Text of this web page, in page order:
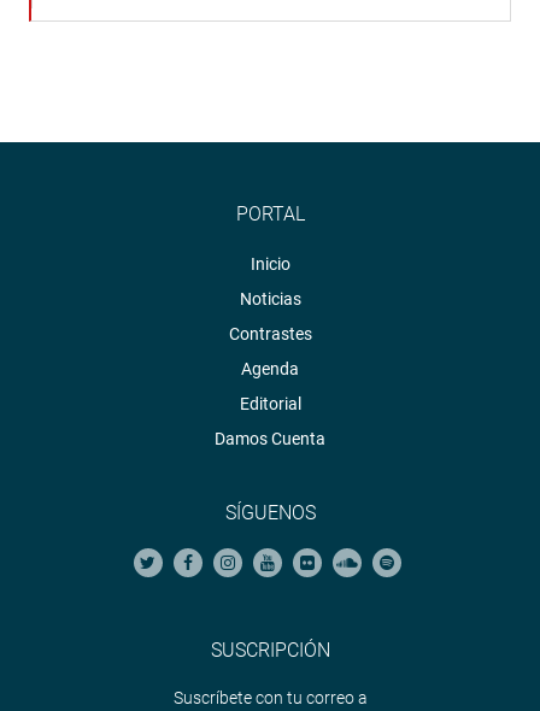
PORTAL
Inicio
Noticias
Contrastes
Agenda
Editorial
Damos Cuenta
SÍGUENOS
SUSCRIPCIÓN
Suscríbete con tu correo a